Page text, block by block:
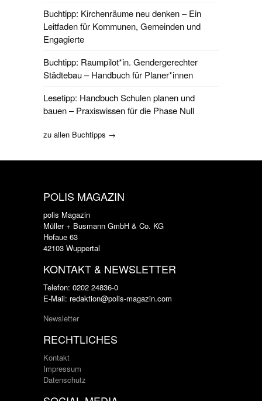
Buchtipp: Kirchenräume neu denken – Ein
Leitfaden für Kommunen, Gemeinden und
Engagierte
Buchtipp: Raumpilot*in. Gendergerechter
Städtebau – Handbuch für Planer*innen
Lesetipp: Handbuch Schulen planen und
bauen – Praxiswissen für die Phase Null
zu allen Buchtipps →
POLIS MAGAZIN
polis Magazin
Müller + Busmann GmbH & Co. KG
Hofaue 63
42103 Wuppertal
KONTAKT & NEWSLETTER
Telefon: 0202 24836-0
E-Mail: redaktion@polis-magazin.com
Newsletter
RECHTLICHES
Kontakt
Impressum
Datenschutz